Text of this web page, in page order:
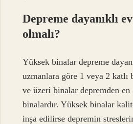
Depreme dayanıklı
olmalı?
Yüksek binalar depreme
uzmanlara göre 1 veya 2
ve üzeri binalar depremden en
binalardır. Yüksek binalar
inşa edilirse depremin